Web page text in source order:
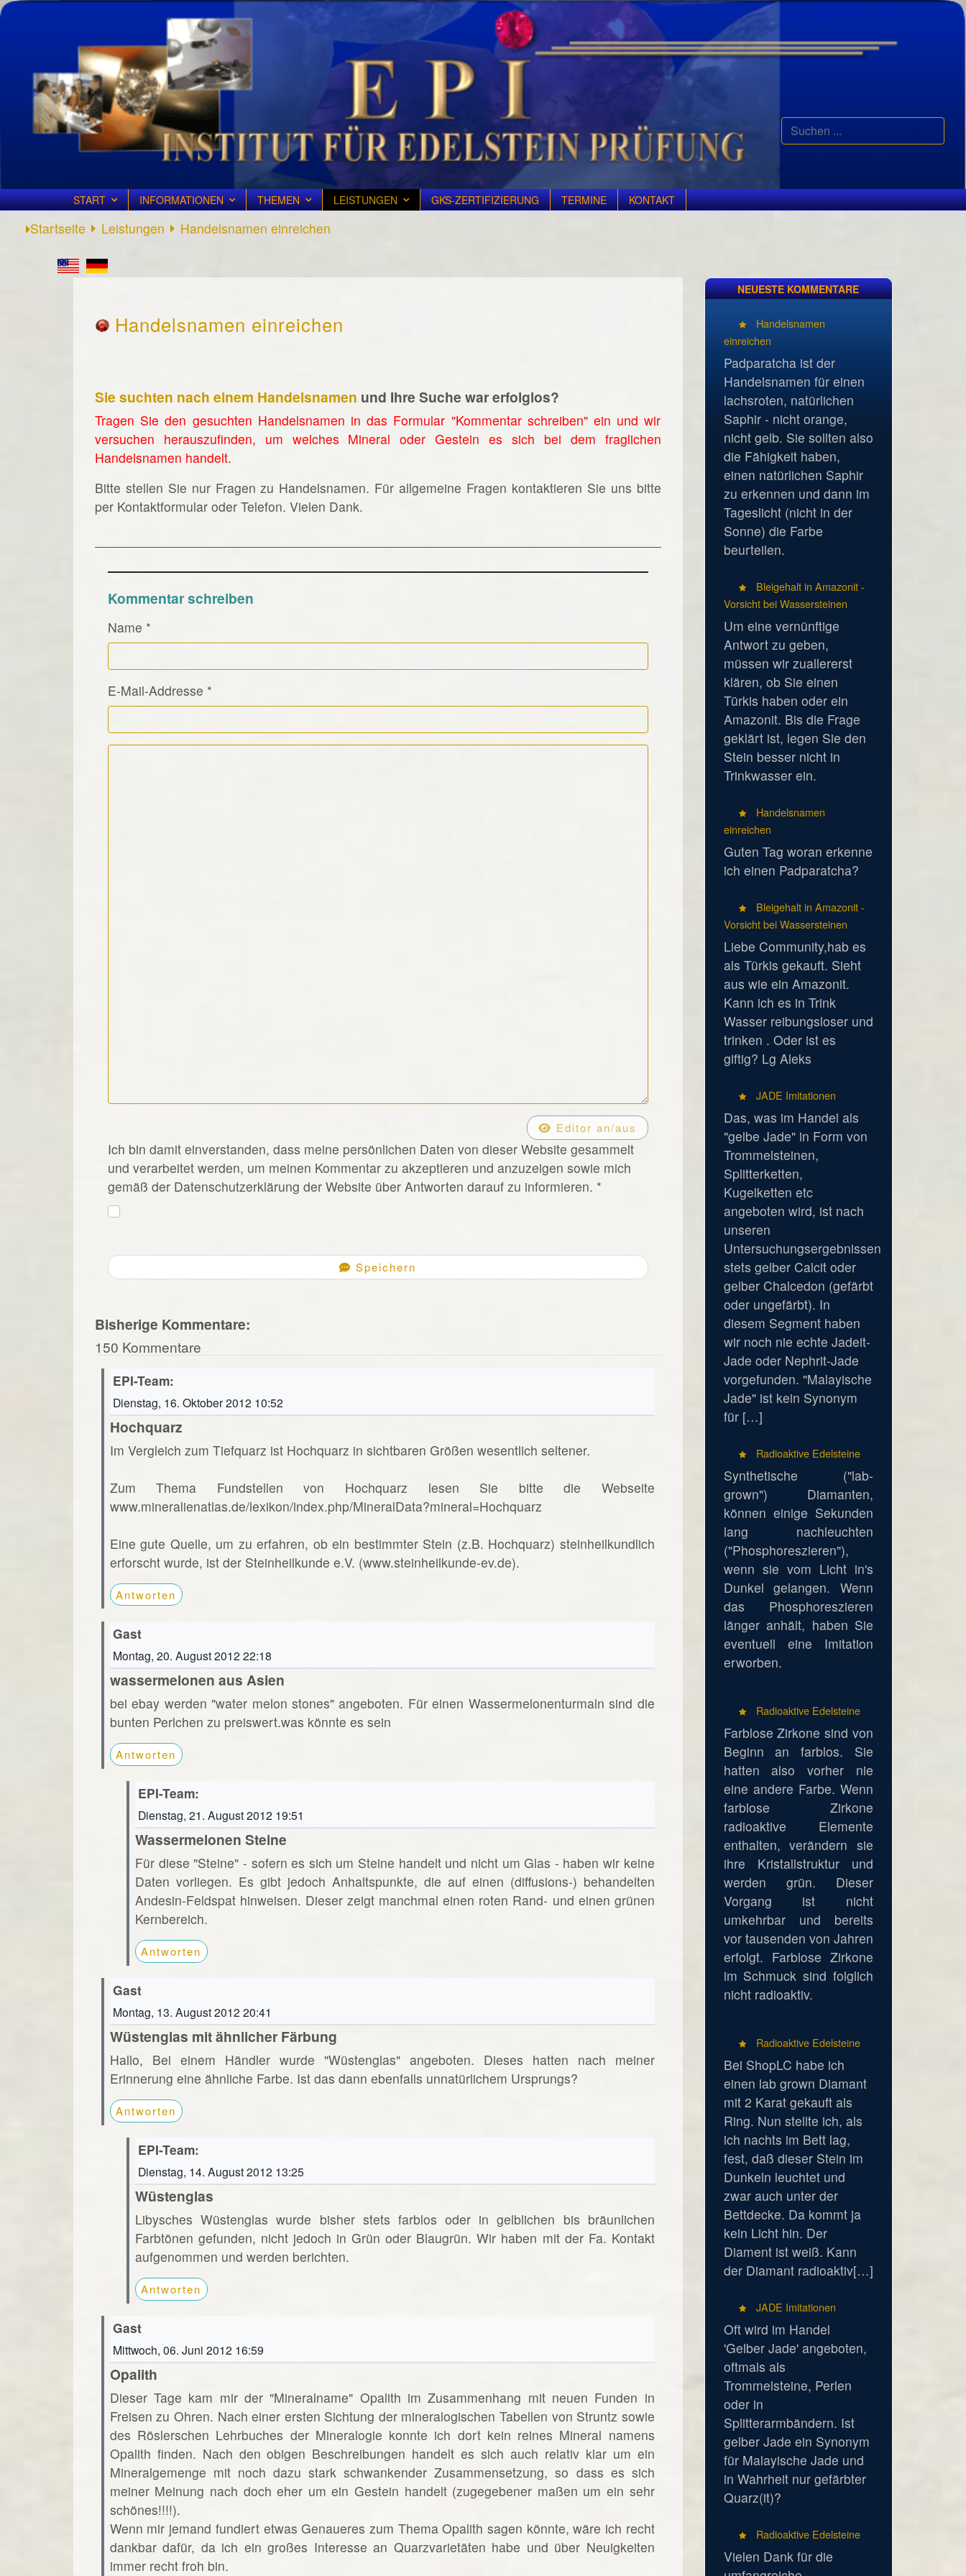
Suchen
...
START INFORMATIONEN THEMEN LEISTUNGEN GKS-ZERTIFIZIERUNG TERMINE KONTAKT
Startseite Leistungen Handelsnamen einreichen
Handelsnamen einreichen
Sie suchten nach einem Handelsnamen und Ihre Suche war erfolglos?
Tragen Sie den gesuchten Handelsnamen in das Formular "Kommentar schreiben" ein und wir
versuchen herauszufinden, um welches Mineral oder Gestein es sich bei dem fraglichen
Handelsnamen handelt.
Bitte stellen Sie nur Fragen zu Handelsnamen. Für allgemeine Fragen kontaktieren Sie uns bitte
per Kontaktformular oder Telefon. Vielen Dank.
Kommentar schreiben
Name *
E-Mail-Addresse *
Kommentar Text
Editor an/aus
Ich bin damit einverstanden, dass meine persönlichen Daten von dieser Website gesammelt
und verarbeitet werden, um meinen Kommentar zu akzeptieren und anzuzeigen sowie mich
gemäß der Datenschutzerklärung der Website über Antworten darauf zu informieren. *
Speichern
Bisherige Kommentare:
150 Kommentare
EPI-Team:
Dienstag, 16. Oktober 2012 10:52
Hochquarz
Im Vergleich zum Tiefquarz ist Hochquarz in sichtbaren Größen wesentlich seltener.
Zum Thema Fundstellen von Hochquarz lesen Sie bitte die Webseite
www.mineralienatlas.de/lexikon/index.php/MineralData?mineral=Hochquarz
Eine gute Quelle, um zu erfahren, ob ein bestimmter Stein (z.B. Hochquarz) steinheilkundlich
erforscht wurde, ist der Steinheilkunde e.V. (www.steinheilkunde-ev.de).
Antworten
Gast
Montag, 20. August 2012 22:18
wassermelonen aus Asien
bei ebay werden "water melon stones" angeboten. Für einen Wassermelonenturmaln sind die
bunten Perlchen zu preiswert.was könnte es sein
Antworten
EPI-Team:
Dienstag, 21. August 2012 19:51
Wassermelonen Steine
Für diese "Steine" - sofern es sich um Steine handelt und nicht um Glas - haben wir keine
Daten vorliegen. Es gibt jedoch Anhaltspunkte, die auf einen (diffusions-) behandelten
Andesin-Feldspat hinweisen. Dieser zeigt manchmal einen roten Rand- und einen grünen
Kernbereich.
Antworten
Gast
Montag, 13. August 2012 20:41
Wüstenglas mit ähnlicher Färbung
Hallo, Bei einem Händler wurde "Wüstenglas" angeboten. Dieses hatten nach meiner
Erinnerung eine ähnliche Farbe. Ist das dann ebenfalls unnatürlichem Ursprungs?
Antworten
EPI-Team:
Dienstag, 14. August 2012 13:25
Wüstenglas
Libysches Wüstenglas wurde bisher stets farblos oder in gelblichen bis bräunlichen
Farbtönen gefunden, nicht jedoch in Grün oder Blaugrün. Wir haben mit der Fa. Kontakt
aufgenommen und werden berichten.
Antworten
Gast
Mittwoch, 06. Juni 2012 16:59
Opalith
Dieser Tage kam mir der "Mineralname" Opalith im Zusammenhang mit neuen Funden in
Freisen zu Ohren. Nach einer ersten Sichtung der mineralogischen Tabellen von Struntz sowie
des Röslerschen Lehrbuches der Mineralogie konnte ich dort kein reines Mineral namens
Opalith finden. Nach den obigen Beschreibungen handelt es sich auch relativ klar um ein
Mineralgemenge mit noch dazu stark schwankender Zusammensetzung, so dass es sich
meiner Meinung nach doch eher um ein Gestein handelt (zugegebener maßen um ein sehr
schönes!!!!).
Wenn mir jemand fundiert etwas Genaueres zum Thema Opalith sagen könnte, wäre ich recht
dankbar dafür, da ich ein großes Interesse an Quarzvarietäten habe und über Neuigkeiten
immer recht froh bin.
NEUESTE KOMMENTARE
Handelsnamen
einreichen
Padparatcha ist der
Handelsnamen für einen
lachsroten, natürlichen
Saphir - nicht orange,
nicht gelb. Sie sollten also
die Fähigkeit haben,
einen natürlichen Saphir
zu erkennen und dann im
Tageslicht (nicht in der
Sonne) die Farbe
beurteilen.
Bleigehalt in Amazonit -
Vorsicht bei Wassersteinen
Um eine vernünftige
Antwort zu geben,
müssen wir zuallererst
klären, ob Sie einen
Türkis haben oder ein
Amazonit. Bis die Frage
geklärt ist, legen Sie den
Stein besser nicht in
Trinkwasser ein.
Handelsnamen
einreichen
Guten Tag woran erkenne
ich einen Padparatcha?
Bleigehalt in Amazonit -
Vorsicht bei Wassersteinen
Liebe Community,hab es
als Türkis gekauft. Sieht
aus wie ein Amazonit.
Kann ich es in Trink
Wasser reibungsloser und
trinken . Oder ist es
giftig? Lg Aleks
JADE Imitationen
Das, was im Handel als
"gelbe Jade" in Form von
Trommelsteinen,
Splitterketten,
Kugelketten etc
angeboten wird, ist nach
unseren
Untersuchungsergebnissen
stets gelber Calcit oder
gelber Chalcedon (gefärbt
oder ungefärbt). In
diesem Segment haben
wir noch nie echte Jadeit-
Jade oder Nephrit-Jade
vorgefunden. "Malayische
Jade" ist kein Synonym
für […]
Radioaktive Edelsteine
Synthetische ("lab-
grown") Diamanten,
können einige Sekunden
lang nachleuchten
("Phosphoreszieren"),
wenn sie vom Licht in's
Dunkel gelangen. Wenn
das Phosphoreszieren
länger anhält, haben Sie
eventuell eine Imitation
erworben.
Radioaktive Edelsteine
Farblose Zirkone sind von
Beginn an farblos. Sie
hatten also vorher nie
eine andere Farbe. Wenn
farblose Zirkone
radioaktive Elemente
enthalten, verändern sie
ihre Kristallstruktur und
werden grün. Dieser
Vorgang ist nicht
umkehrbar und bereits
vor tausenden von Jahren
erfolgt. Farblose Zirkone
im Schmuck sind folglich
nicht radioaktiv.
Radioaktive Edelsteine
Bei ShopLC habe ich
einen lab grown Diamant
mit 2 Karat gekauft als
Ring. Nun stellte ich, als
ich nachts im Bett lag,
fest, daß dieser Stein im
Dunkeln leuchtet und
zwar auch unter der
Bettdecke. Da kommt ja
kein Licht hin. Der
Diament ist weiß. Kann
der Diamant radioaktiv[…]
JADE Imitationen
Oft wird im Handel
'Gelber Jade' angeboten,
oftmals als
Trommelsteine, Perlen
oder in
Splitterarmbändern. Ist
gelber Jade ein Synonym
für Malayische Jade und
in Wahrheit nur gefärbter
Quarz(it)?
Radioaktive Edelsteine
Vielen Dank für die